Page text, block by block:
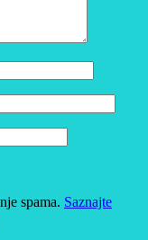
spama. Saznajte